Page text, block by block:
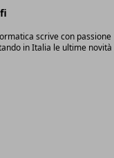
scrive con
in Italia le ultime novità